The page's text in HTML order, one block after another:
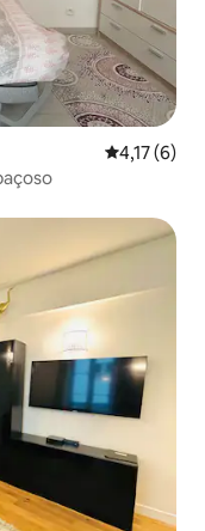
4,17 de
4,17 (6)